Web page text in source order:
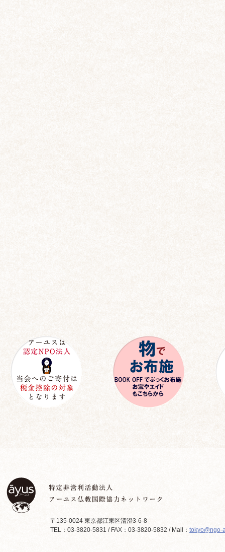
〒135-0024 東京都江東区清澄3-6-8
TEL：03-3820-5831 / FAX：03-3820-5832 / Mail： tokyo@ngo-